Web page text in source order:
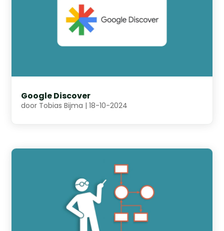
Google Discover
door Tobias Bijma |18-10-2024